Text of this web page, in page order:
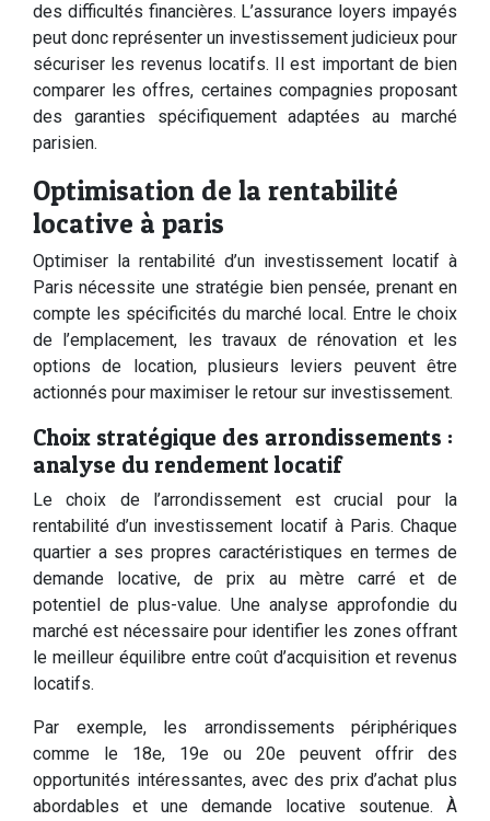
des difficultés financières. L’assurance loyers impayés
peut donc représenter un investissement judicieux pour
sécuriser les revenus locatifs. Il est important de bien
comparer les offres, certaines compagnies proposant
des garanties spécifiquement adaptées au marché
parisien.
Optimisation de la rentabilité
locative à paris
Optimiser la rentabilité d’un investissement locatif à
Paris nécessite une stratégie bien pensée, prenant en
compte les spécificités du marché local. Entre le choix
de l’emplacement, les travaux de rénovation et les
options de location, plusieurs leviers peuvent être
actionnés pour maximiser le retour sur investissement.
Choix stratégique des arrondissements :
analyse du rendement locatif
Le choix de l’arrondissement est crucial pour la
rentabilité d’un investissement locatif à Paris. Chaque
quartier a ses propres caractéristiques en termes de
demande locative, de prix au mètre carré et de
potentiel de plus-value. Une analyse approfondie du
marché est nécessaire pour identifier les zones offrant
le meilleur équilibre entre coût d’acquisition et revenus
locatifs.
Par exemple, les arrondissements périphériques
comme le 18e, 19e ou 20e peuvent offrir des
opportunités intéressantes, avec des prix d’achat plus
abordables et une demande locative soutenue. À